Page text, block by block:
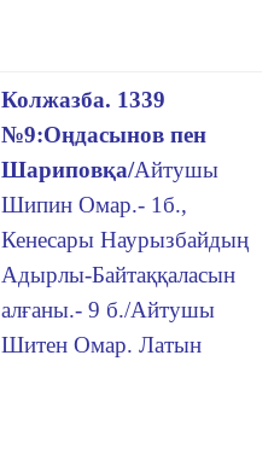
Колжазба. 1339
№9:Оңдасынов пен
Шариповқа/Айтушы
Шипин Омар.- 1б.,
Кенесары Наурызбайдың
Адырлы-Байтаққаласын
алғаны.- 9 б./Айтушы
Шитен Омар. Латын